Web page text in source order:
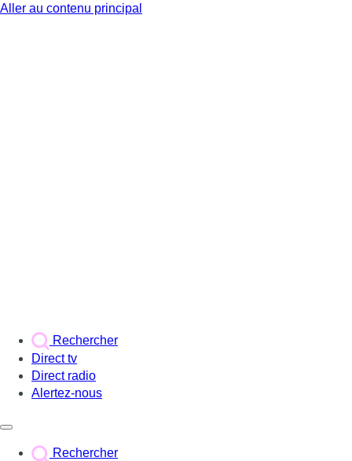
Aller au contenu principal
Rechercher
Direct tv
Direct radio
Alertez-nous
Rechercher